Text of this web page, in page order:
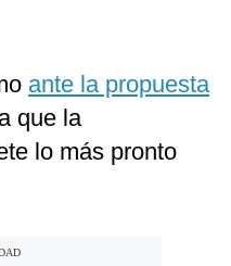
ante la propuesta
que la
lo más pronto